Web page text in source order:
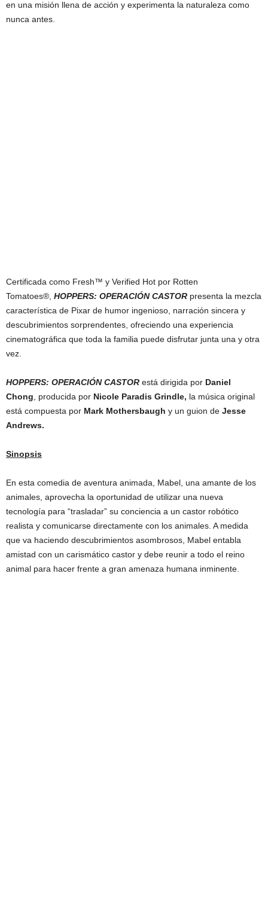
en una misión llena de acción y experimenta la naturaleza como
nunca antes.
Certificada como Fresh™ y Verified Hot por Rotten
Tomatoes®, HOPPERS: OPERACIÓN CASTOR presenta la mezcla
característica de Pixar de humor ingenioso, narración sincera y
descubrimientos sorprendentes, ofreciendo una experiencia
cinematográfica que toda la familia puede disfrutar junta una y otra
vez.
HOPPERS: OPERACIÓN CASTOR está dirigida por Daniel
Chong , producida por Nicole Paradis Grindle, la música original
está compuesta por Mark Mothersbaugh y un guion de Jesse
Andrews.
Sinopsis
En esta comedia de aventura animada, Mabel, una amante de los
animales, aprovecha la oportunidad de utilizar una nueva
tecnología para “trasladar” su conciencia a un castor robótico
realista y comunicarse directamente con los animales. A medida
que va haciendo descubrimientos asombrosos, Mabel entabla
amistad con un carismático castor y debe reunir a todo el reino
animal para hacer frente a gran amenaza humana inminente.